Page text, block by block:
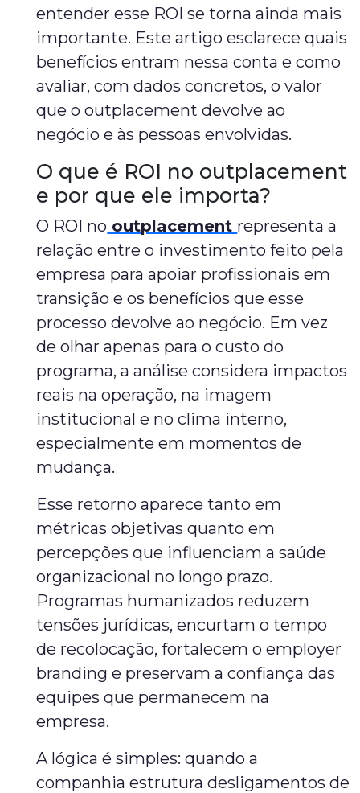
entender esse ROI se torna ainda mais
importante. Este artigo esclarece quais
benefícios entram nessa conta e como
avaliar, com dados concretos, o valor
que o outplacement devolve ao
negócio e às pessoas envolvidas.
O que é ROI no outplacement
e por que ele importa?
O ROI no outplacement representa a
relação entre o investimento feito pela
empresa para apoiar profissionais em
transição e os benefícios que esse
processo devolve ao negócio. Em vez
de olhar apenas para o custo do
programa, a análise considera impactos
reais na operação, na imagem
institucional e no clima interno,
especialmente em momentos de
mudança.
Esse retorno aparece tanto em
métricas objetivas quanto em
percepções que influenciam a saúde
organizacional no longo prazo.
Programas humanizados reduzem
tensões jurídicas, encurtam o tempo
de recolocação, fortalecem o employer
branding e preservam a confiança das
equipes que permanecem na
empresa.
A lógica é simples: quando a
companhia estrutura desligamentos de